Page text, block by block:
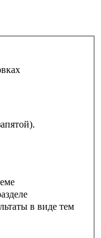
в виде тем